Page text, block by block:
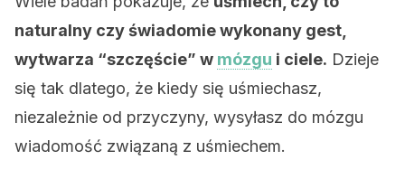
naturalny czy świadomie wykonany gest,
wytwarza “szczęście” w mózgu i ciele. Dzieje
się tak dlatego, że kiedy się uśmiechasz,
niezależnie od przyczyny, wysyłasz do mózgu
wiadomość związaną z uśmiechem.